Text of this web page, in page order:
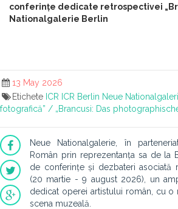
conferințe dedicate retrospectivei
Nationalgalerie Berlin
13 May 2026
Etichete ICR ICR Berlin Neue
fotografică” / „Brancusi: Das
Neue Nationalgalerie, în
Român prin reprezentanța sa de la
de conferințe și dezbateri asociată
(20 martie - 9 august 2026), un
dedicat operei artistului român, cu o
scena muzeală.